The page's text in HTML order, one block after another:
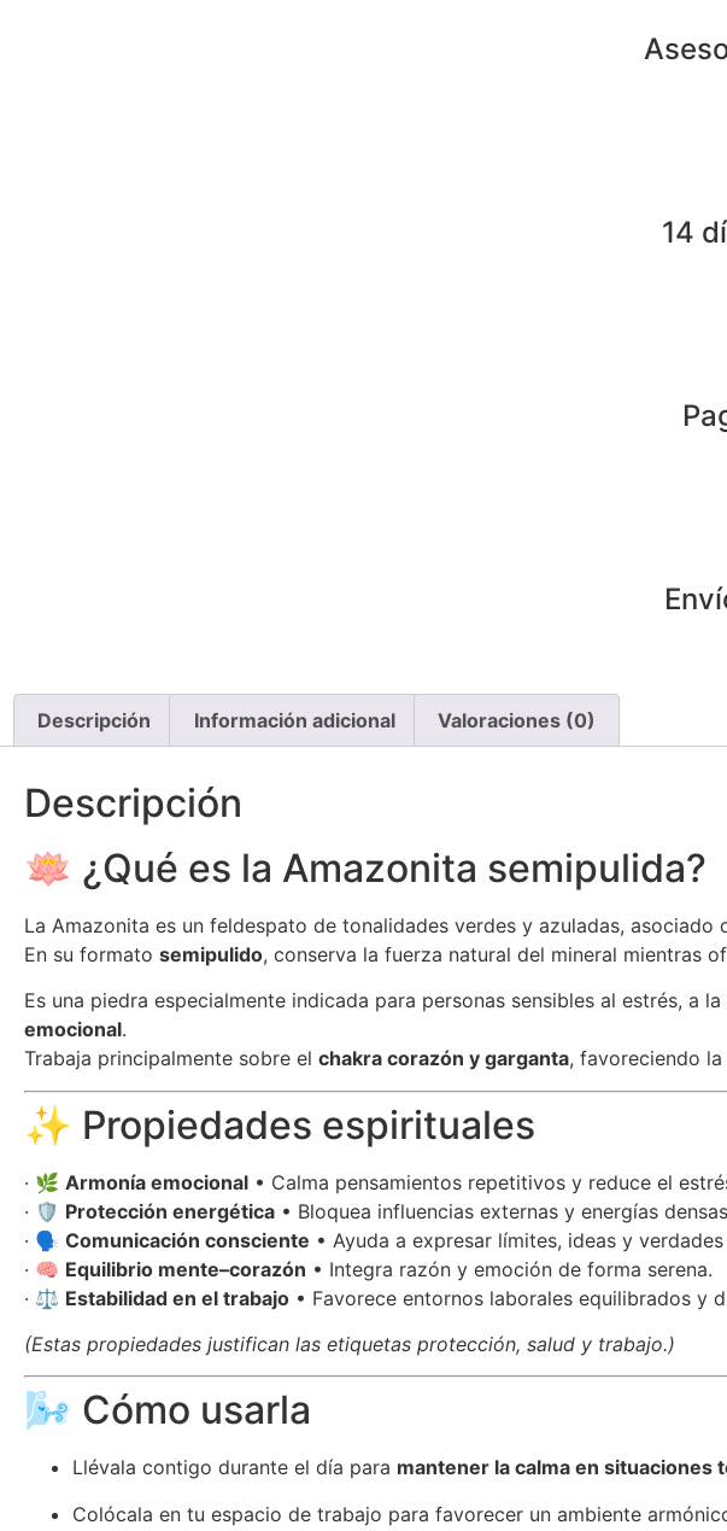
14
Descripción Información adicional Valoraciones (0)
Descripción
🪷 ¿Qué es la Amazonita semipulida?
La Amazonita es un feldespato de tonalidades verdes y azuladas, asociado
En su formato semipulido, conserva la fuerza natural del mineral mientras
Es una piedra especialmente indicada para personas sensibles al estrés, a
emocional.
Trabaja principalmente sobre el chakra corazón y garganta, favoreciendo
✨ Propiedades espirituales
· 🌿 Armonía emocional • Calma pensamientos repetitivos y reduce el
· 🛡️ Protección energética • Bloquea influencias externas y energías
· 🗣️ Comunicación consciente • Ayuda a expresar límites, ideas y
· 🧠 Equilibrio mente–corazón • Integra razón y emoción de forma serena.
· ⚖️ Estabilidad en el trabajo • Favorece entornos laborales equilibrados y
(Estas propiedades justifican las etiquetas protección, salud y trabajo.)
🌬️ Cómo usarla
Llévala contigo durante el día para mantener la calma en situaciones
Colócala en tu espacio de trabajo para favorecer un ambiente